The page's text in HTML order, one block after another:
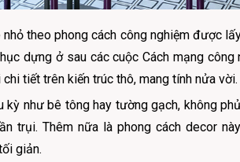
nhỏ theo phong cách công nghiệm được
dựng ở sau các cuộc Cách mạng công
tiết trên kiến trúc thô, mang tính nửa vời.
kỳ như bê tông hay tường gạch, không
trụi. Thêm nữa là phong cách decor
giản.